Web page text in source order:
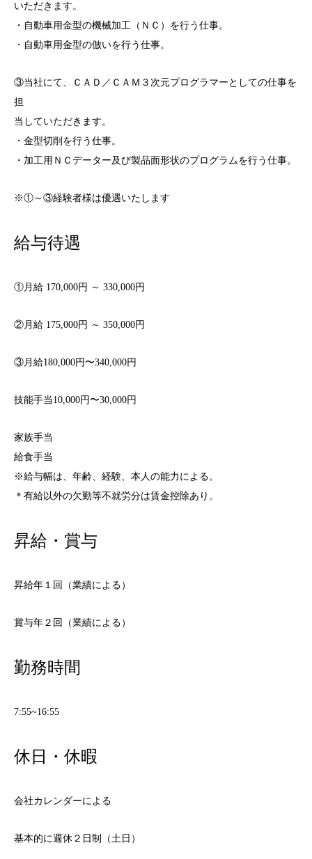
いただきます。
・自動車用金型の機械加工（ＮＣ）を行う仕事。
・自動車用金型の倣いを行う仕事。
③当社にて、ＣＡＤ／ＣＡＭ３次元プログラマーとしての仕事を
担
当していただきます。
・金型切削を行う仕事。
・加工用ＮＣデーター及び製品面形状のプログラムを行う仕事。
※①～③経験者様は優遇いたします
給与待遇
①月給 170,000円 ～ 330,000円
②月給 175,000円 ～ 350,000円
③月給180,000円〜340,000円
技能手当10,000円〜30,000円
家族手当
給食手当
※給与幅は、年齢、経験、本人の能力による。
＊有給以外の欠勤等不就労分は賃金控除あり。
昇給・賞与
昇給年１回（業績による）
賞与年２回（業績による）
勤務時間
7:55~16:55
休日・休暇
会社カレンダーによる
基本的に週休２日制（土日）